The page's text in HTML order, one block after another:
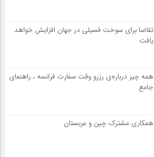
تقاضا برای سوخت فسیلی در جهان افزایش خواهد
یافت
همه چیز درباره‌ی رزرو وقت سفارت فرانسه ، راهنمای
جامع
همکاری مشترک چین و عربستان